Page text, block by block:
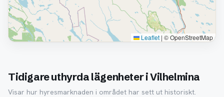
Leaflet | © OpenStreetMap
Tidigare uthyrda lägenheter i Vilhelmina
Visar hur hyresmarknaden i området har sett ut historiskt.